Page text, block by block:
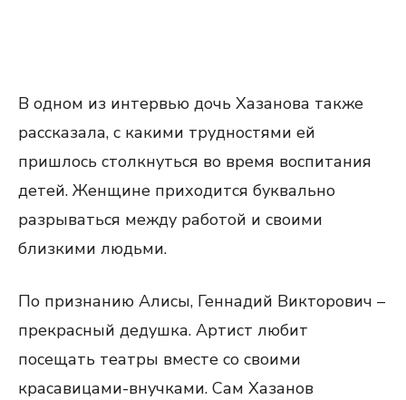
В одном из интервью дочь Хазанова также
рассказала, с какими трудностями ей
пришлось столкнуться во время воспитания
детей. Женщине приходится буквально
разрываться между работой и своими
близкими людьми.
По признанию Алисы, Геннадий Викторович –
прекрасный дедушка. Артист любит
посещать театры вместе со своими
красавицами-внучками. Сам Хазанов